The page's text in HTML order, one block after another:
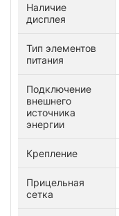
Наличие
дисплея
Тип элементов
питания
Подключение
внешнего
источника
энергии
Крепление
Прицельная
сетка